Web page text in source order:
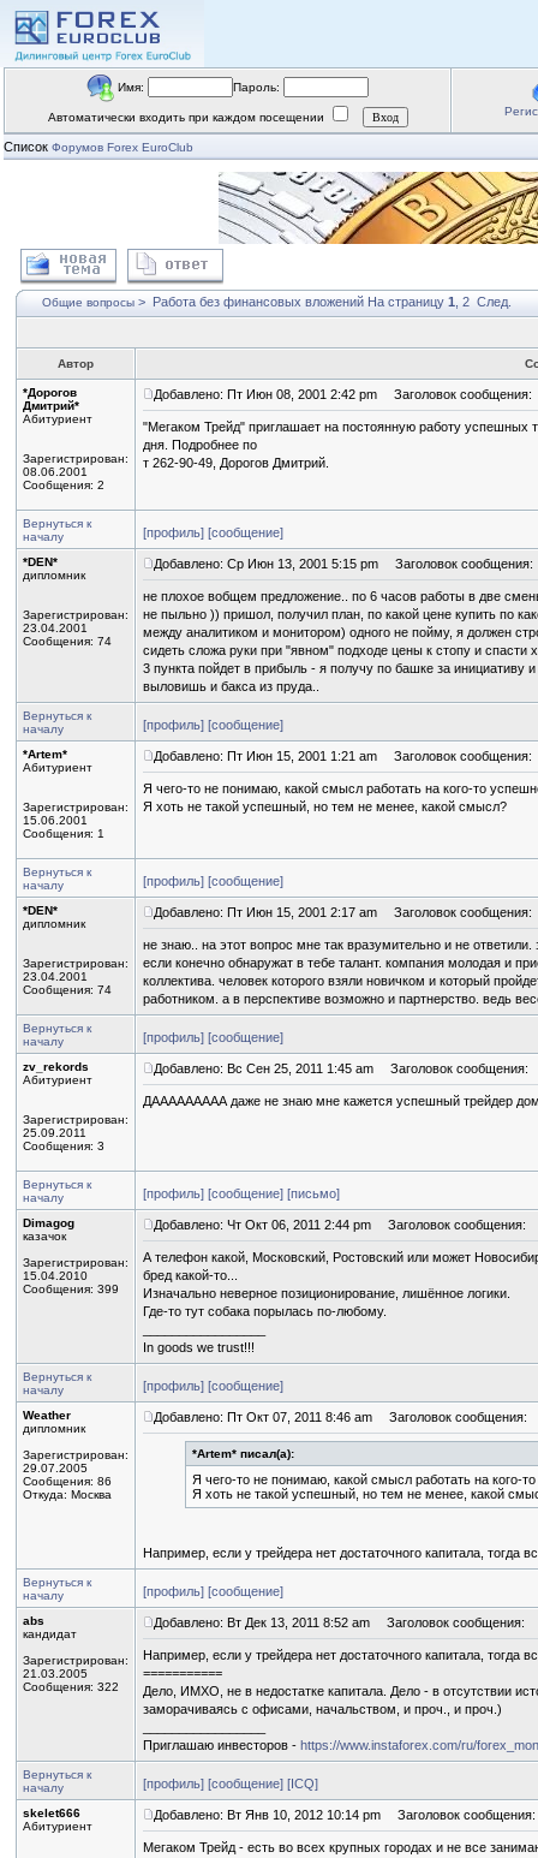
Имя: Пароль:
Автоматически входить при каждом посещении
Список Форумов Forex EuroClub
Общие вопросы > Работа без финансовых вложений На страницу 1 2 След.
Автор
*Дорогов
Дмитрий*
Абитуриент
Зарегистрирован:
08.06.2001
Сообщения: 2
Добавлено: Пт Июн 08, 2001 2:42 pm Заголовок сообщения:
"Мегаком Трейд" приглашает на постоянную работу успешных
дня. Подробнее по
т 262-90-49, Дорогов Дмитрий.
Вернуться к
началу
[профиль] [сообщение]
*DEN*
дипломник
Зарегистрирован:
23.04.2001
Сообщения: 74
Добавлено: Ср Июн 13, 2001 5:15 pm Заголовок сообщения:
не плохое вобщем предложение.. по 6 часов работы в две
не пыльно )) пришол, получил план, по какой цене купить по
между аналитиком и монитором) одного не пойму, я должен
сидеть сложа руки при "явном" подходе цены к стопу и спасти
3 пункта пойдет в прибыль - я получу по башке за
выловишь и бакса из пруда..
Вернуться к
началу
[профиль] [сообщение]
*Artem*
Абитуриент
Зарегистрирован:
15.06.2001
Сообщения: 1
Добавлено: Пт Июн 15, 2001 1:21 am Заголовок сообщения:
Я чего-то не понимаю, какой смысл работать на кого-то
Я хоть не такой успешный, но тем не менее, какой смысл?
Вернуться к
началу
[профиль] [сообщение]
*DEN*
дипломник
Зарегистрирован:
23.04.2001
Сообщения: 74
Добавлено: Пт Июн 15, 2001 2:17 am Заголовок сообщения:
не знаю.. на этот вопрос мне так вразумительно и не
если конечно обнаружат в тебе талант. компания молодая и
коллектива. человек которого взяли новичком и который
работником. а в перспективе возможно и партнерство. ведь
Вернуться к
началу
[профиль] [сообщение]
zv_rekords
Абитуриент
Зарегистрирован:
25.09.2011
Сообщения: 3
Добавлено: Вс Сен 25, 2011 1:45 am Заголовок сообщения:
ДААААААААА даже не знаю мне кажется успешный трейдер
Вернуться к
началу
[профиль] [сообщение] [письмо]
Dimagog
казачок
Зарегистрирован:
15.04.2010
Сообщения: 399
Добавлено: Чт Окт 06, 2011 2:44 pm Заголовок сообщения:
А телефон какой, Московский, Ростовский или может
бред какой-то...
Изначально неверное позиционирование, лишённое логики.
Где-то тут собака порылась по-любому.
In goods we trust!!!
Вернуться к
началу
[профиль] [сообщение]
Weather
дипломник
Зарегистрирован:
29.07.2005
Сообщения: 86
Откуда: Москва
Добавлено: Пт Окт 07, 2011 8:46 am Заголовок сообщения:
*Artem* писал(а):
Я чего-то не понимаю, какой смысл работать на кого-
Я хоть не такой успешный, но тем не менее, какой
Например, если у трейдера нет достаточного капитала, тогда
Вернуться к
началу
[профиль] [сообщение]
abs
кандидат
Зарегистрирован:
21.03.2005
Сообщения: 322
Добавлено: Вт Дек 13, 2011 8:52 am Заголовок сообщения:
Например, если у трейдера нет достаточного капитала, тогда
===========
Дело, ИМХО, не в недостатке капитала. Дело - в отсутствии
заморачиваясь с офисами, начальством, и проч., и проч.)
Приглашаю инвесторов - https://www.instaforex.com/ru/
Вернуться к
началу
[профиль] [сообщение] [ICQ]
skelet666
Абитуриент
Добавлено: Вт Янв 10, 2012 10:14 pm Заголовок сообщения:
Мегаком Трейд - есть во всех крупных городах и не все